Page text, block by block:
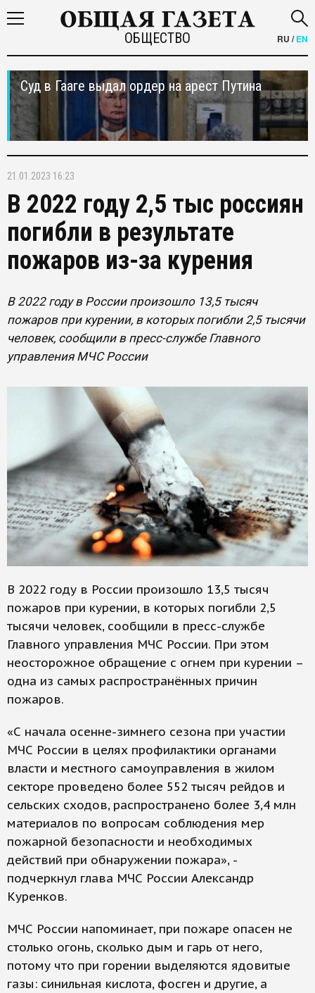
ОБЩЕСТВО RU /EN
Суд в Гааге выдал ордер на арест Путина
21.01.2023 16:23
В 2022 году 2,5 тыс россиян
погибли в результате
пожаров из-за курения
В 2022 году в России произошло 13,5 тысяч
пожаров при курении, в которых погибли 2,5 тысячи
человек, сообщили в пресс-службе Главного
управления МЧС России
В 2022 году в России произошло 13,5 тысяч
пожаров при курении, в которых погибли 2,5
тысячи человек, сообщили в пресс-службе
Главного управления МЧС России. При этом
неосторожное обращение с огнем при курении –
одна из самых распространённых причин
пожаров.
«С начала осенне-зимнего сезона при участии
МЧС России в целях профилактики органами
власти и местного самоуправления в жилом
секторе проведено более 552 тысяч рейдов и
сельских сходов, распространено более 3,4 млн
материалов по вопросам соблюдения мер
пожарной безопасности и необходимых
действий при обнаружении пожара», -
подчеркнул глава МЧС России Александр
Куренков.
МЧС России напоминает, при пожаре опасен не
столько огонь, сколько дым и гарь от него,
потому что при горении выделяются ядовитые
газы: синильная кислота, фосген и другие, а